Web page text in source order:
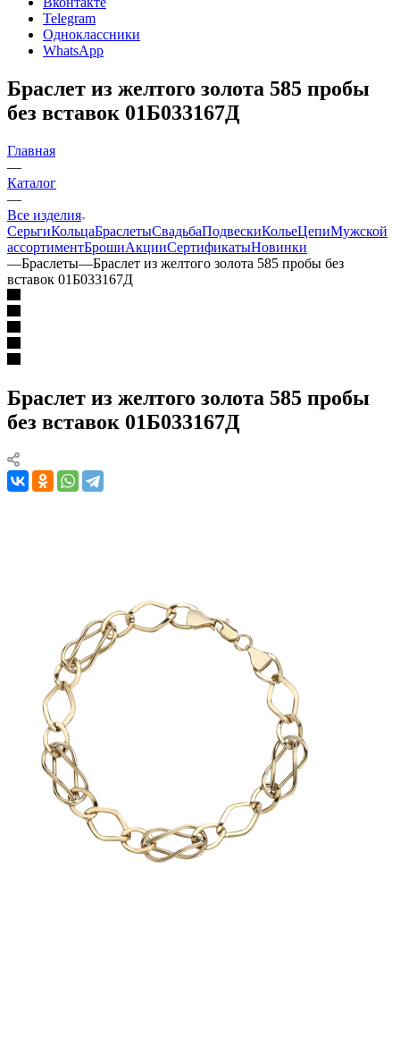
Telegram
Одноклассники
WhatsApp
Браслет из желтого золота 585 пробы
без вставок 01Б033167Д
Главная
—
Каталог
—
Все изделия
СерьгиКольцаБраслетыСвадьбаПодвескиКольеЦепиМужской
ассортиментБрошиАкцииСертификатыНовинки
—Браслеты—Браслет из желтого золота 585 пробы без
вставок 01Б033167Д
Браслет из желтого золота 585 пробы
без вставок 01Б033167Д